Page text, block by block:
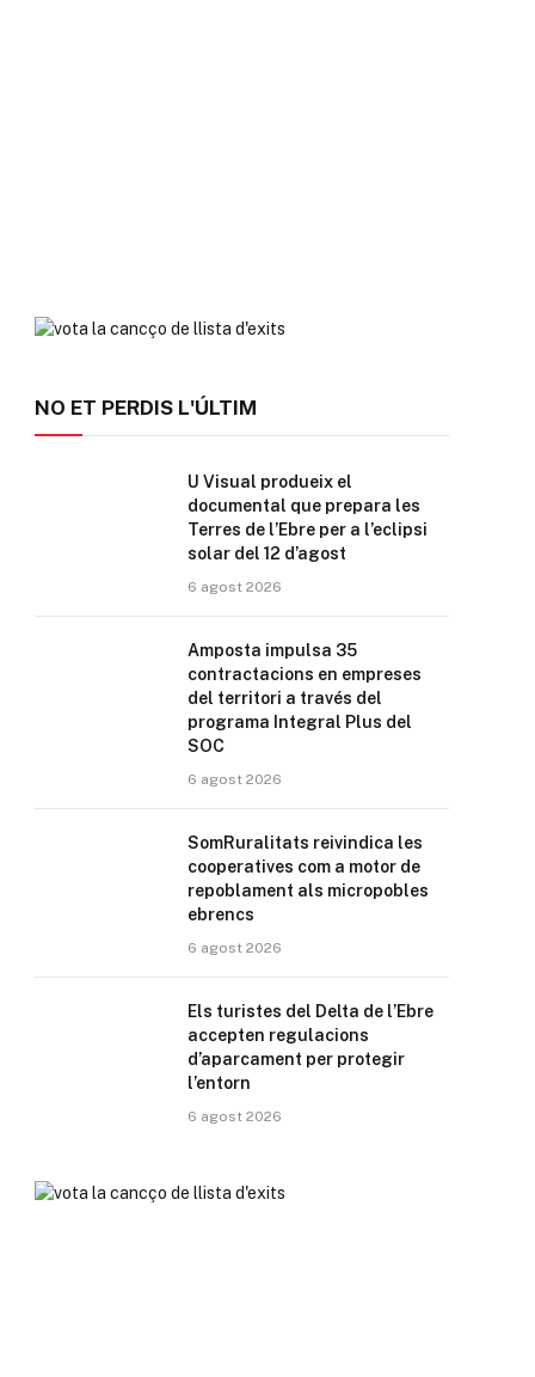
NO ET PERDIS L'ÚLTIM
U Visual produeix el
documental que prepara les
Terres de l’Ebre per a l’eclipsi
solar del 12 d’agost
6 agost 2026
Amposta impulsa 35
contractacions en empreses
del territori a través del
programa Integral Plus del
SOC
6 agost 2026
SomRuralitats reivindica les
cooperatives com a motor de
repoblament als micropobles
ebrencs
6 agost 2026
Els turistes del Delta de l’Ebre
accepten regulacions
d’aparcament per protegir
l’entorn
6 agost 2026